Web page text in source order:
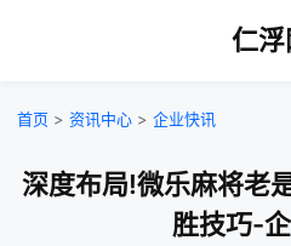
仁浮
首页 > 资讯中心 > 企业快讯
深度布局!微乐麻将老
胜技巧-